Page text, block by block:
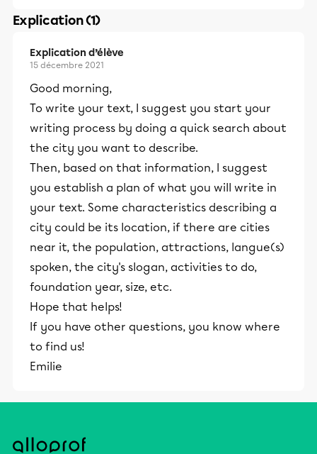
Explication (1)
Explication d’élève
15 décembre 2021
Good morning,
To write your text, I suggest you start your
writing process by doing a quick search about
the city you want to describe.
Then, based on that information, I suggest
you establish a plan of what you will write in
your text. Some characteristics describing a
city could be its location, if there are cities
near it, the population, attractions, langue(s)
spoken, the city's slogan, activities to do,
foundation year, size, etc.
Hope that helps!
If you have other questions, you know where
to find us!
Emilie